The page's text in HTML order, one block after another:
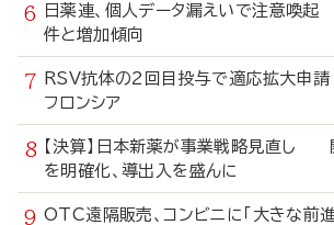
日薬連、個人データ漏えいで注意
件と増加傾向
RSV抗体の2回目投与で適応拡大申
フロンシア
【決算】日本新薬が事業戦略見直し
を明確化、導出入を盛んに
OTC遠隔販売、コンビニに「大きな